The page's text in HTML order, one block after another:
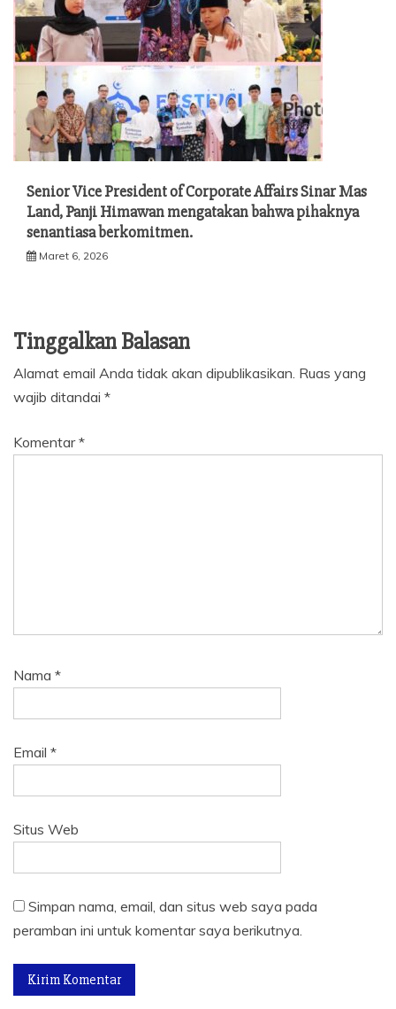
Senior Vice President of Corporate Affairs Sinar Mas
Land, Panji Himawan mengatakan bahwa pihaknya
senantiasa berkomitmen.
Maret 6, 2026
Tinggalkan Balasan
Alamat email Anda tidak akan dipublikasikan. Ruas yang
wajib ditandai *
Komentar*
Nama *
Email *
Situs Web
Simpan nama, email, dan situs web saya pada
peramban ini untuk komentar saya berikutnya.